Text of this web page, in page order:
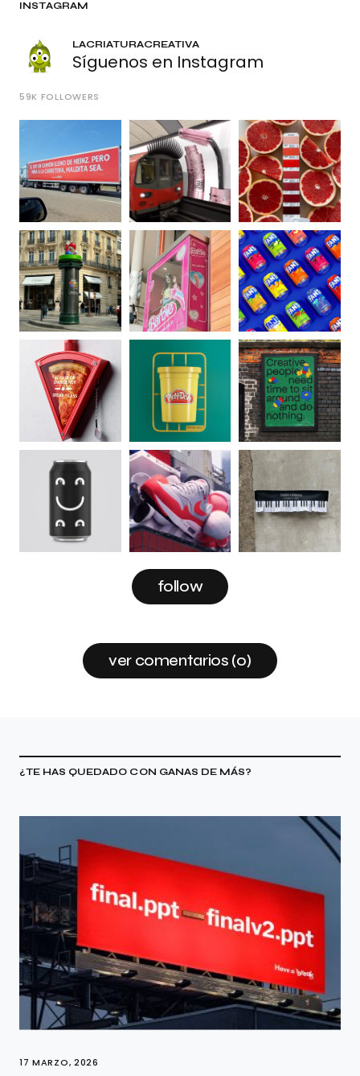
INSTAGRAM
LACRIATURACREATIVA
Síguenos en Instagram
59K FOLLOWERS
follow
ver comentarios (0)
¿TE HAS QUEDADO CON GANAS DE MÁS?
17 MARZO, 2026